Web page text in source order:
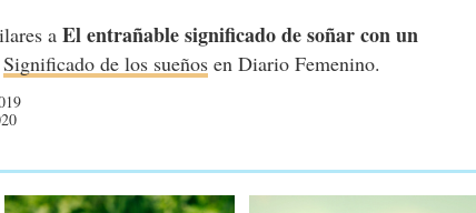
aEl entrañable significado de soñar con un
Significado de los sueños en Diario Femenino.